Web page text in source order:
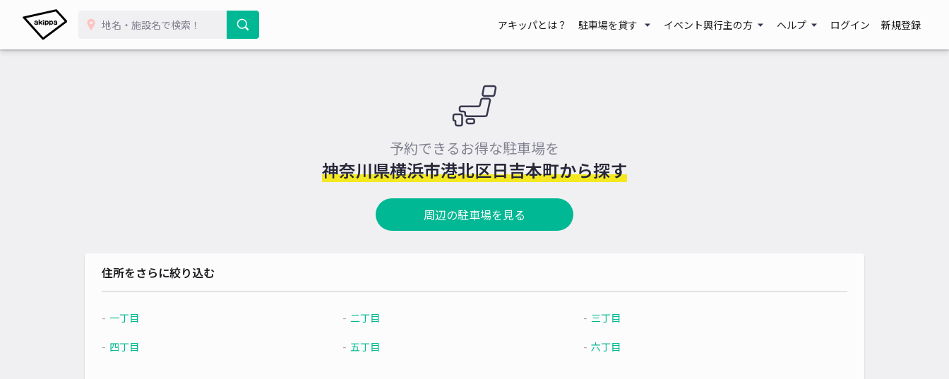
アキッパとは？ 駐車場を貸す イベント興行主の方 ヘルプ ログイン 新規登録
予約できるお得な駐車場を
神奈川県横浜市港北区日吉本町から探す
周辺の駐車場を見る
住所をさらに絞り込む
一丁目 二丁目 三丁目
四丁目 五丁目 六丁目